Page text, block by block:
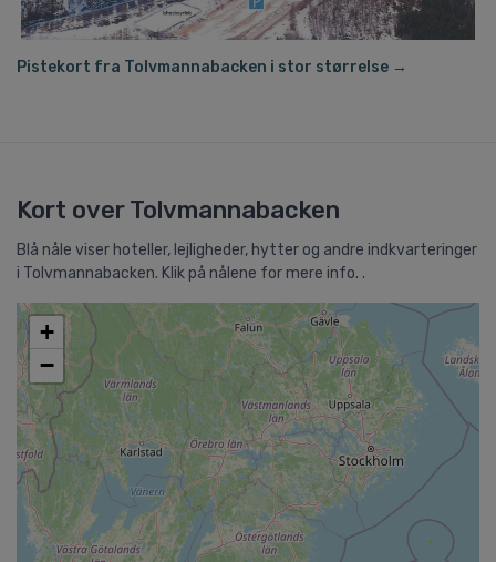
Pistekort fra Tolvmannabacken i stor størrelse →
Kort over Tolvmannabacken
Blå nåle viser hoteller, lejligheder, hytter og andre indkvarteringer
i Tolvmannabacken. Klik på nålene for mere info. .
+
−